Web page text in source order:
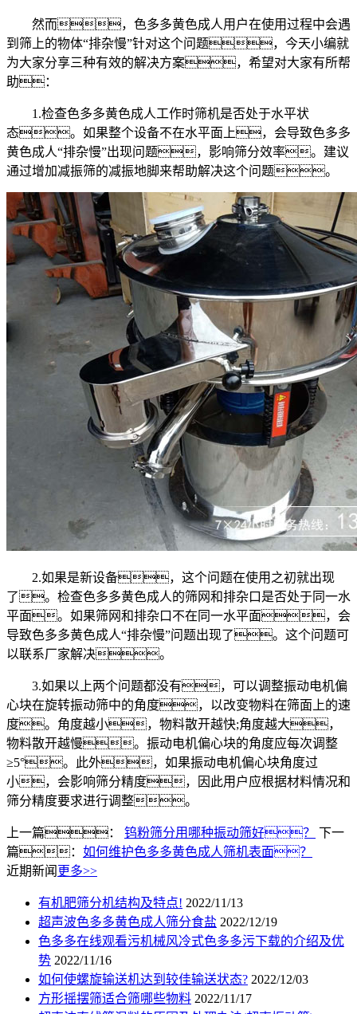
然而，色多多黄色成人用户在使用过程中会遇
到筛上的物体“排杂慢”针对这个问题，今天小编就
为大家分享三种有效的解决方案，希望对大家有所帮
助：
1.检查色多多黄色成人工作时筛机是否处于水平状
态。如果整个设备不在水平面上，会导致色多多
黄色成人“排杂慢”出现问题，影响筛分效率。建议
通过增加减振筛的减振地脚来帮助解决这个问题。
2.如果是新设备，这个问题在使用之初就出现
了。检查色多多黄色成人的筛网和排杂口是否处于同一水
平面。如果筛网和排杂口不在同一水平面，会
导致色多多黄色成人“排杂慢”问题出现了。这个问题可
以联系厂家解决。
3.如果以上两个问题都没有，可以调整振动电机偏
心块在旋转振动筛中的角度，以改变物料在筛面上的速
度。角度越小，物料散开越快;角度越大，
物料散开越慢。振动电机偏心块的角度应每次调整
≥5°。此外，如果振动电机偏心块角度过
小，会影响筛分精度，因此用户应根据材料情况和
筛分精度要求进行调整。
上一篇： 钨粉筛分用哪种振动筛好？
下一
篇： 如何维护色多多黄色成人筛机表面？
近期新闻 更多>>
有机肥筛分机结构及特点! 2022/11/13
超声波色多多黄色成人筛分食盐 2022/12/19
色多多在线观看污机械风冷式色多多污下载的介绍及优
势 2022/11/16
如何使螺旋输送机达到较佳输送状态? 2022/12/03
方形摇摆筛适合筛哪些物料 2022/11/17